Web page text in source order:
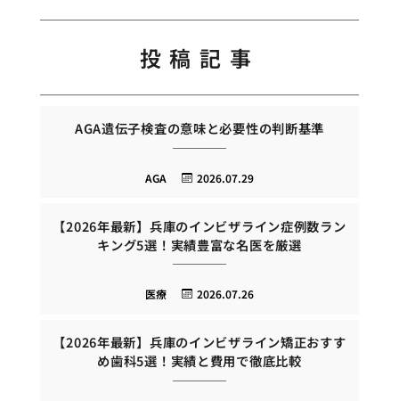
投稿記事
AGA遺伝子検査の意味と必要性の判断基準
2026.07.29
AGA
【2026年最新】兵庫のインビザライン症例数ラン
キング5選！実績豊富な名医を厳選
2026.07.26
医療
【2026年最新】兵庫のインビザライン矯正おすす
め歯科5選！実績と費用で徹底比較